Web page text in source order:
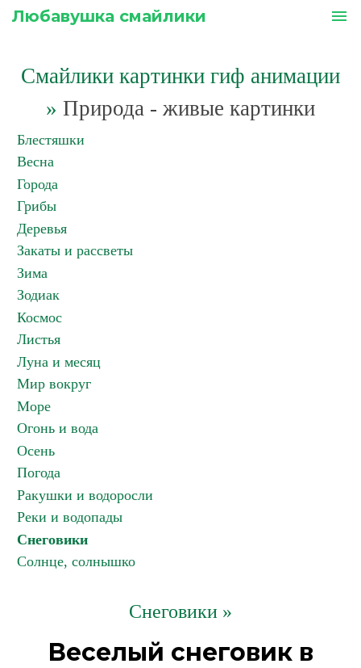
Любавушка смайлики menu
Смайлики картинки гиф анимации
» Природа - живые картинки
Блестяшки
Весна
Города
Грибы
Деревья
Закаты и рассветы
Зима
Зодиак
Космос
Листья
Луна и месяц
Мир вокруг
Море
Огонь и вода
Осень
Погода
Ракушки и водоросли
Реки и водопады
Снеговики
Солнце, солнышко
Снеговики »
Веселый снеговик в